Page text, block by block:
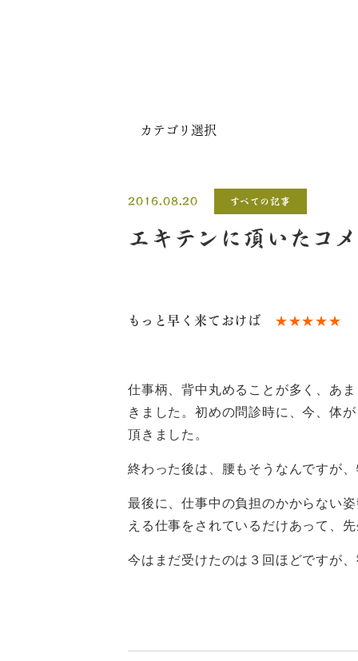
2016.08.20 すべての記事
エキテンに頂いたコ
もっと早く来ておけば ★★★★★
仕事柄、背中丸めることが多く、あ
きました。初めの問診時に、今、体
頂きました。
終わった後は、腰もそうなんですが
最後に、仕事中の負担のかからない
える仕事をされているだけあって、
今はまだ受けたのは３回ほどですが